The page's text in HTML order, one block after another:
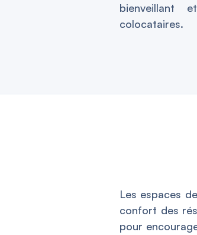
bienveillant
colocataires.
Les espaces
confort des
pour